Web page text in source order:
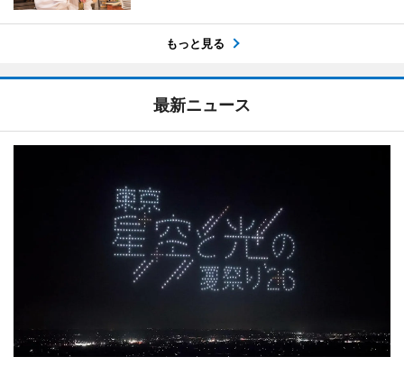
もっと見る
最新ニュース